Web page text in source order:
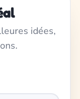
idées,